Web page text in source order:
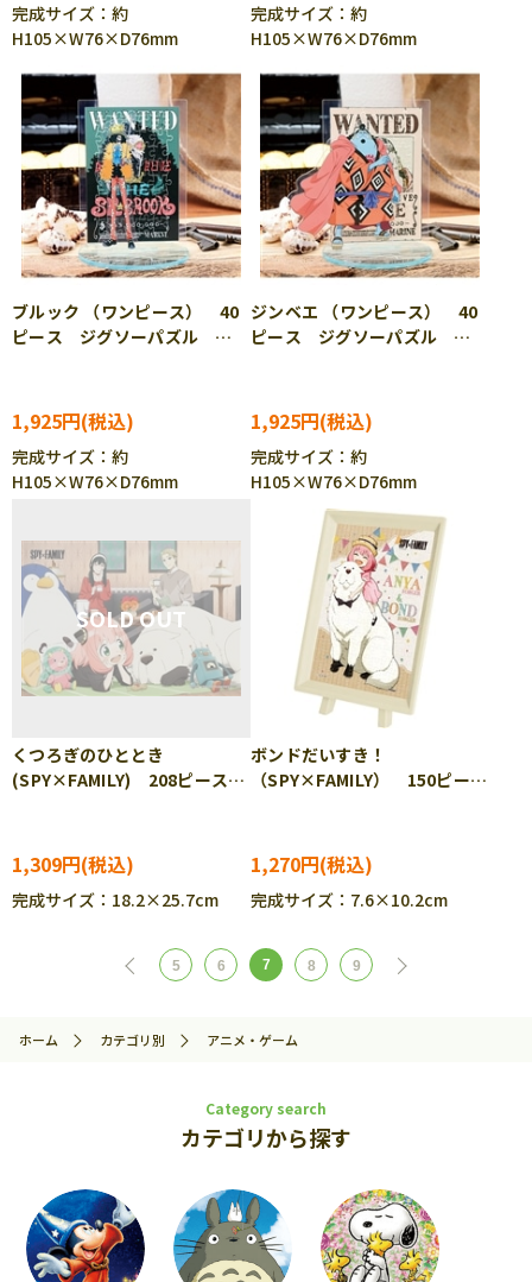
完成サイズ：約
H105×W76×D76mm
完成サイズ：約
H105×W76×D76mm
ブルック （ワンピース） 40
ピース ジグソーパズル
1,925円
完成サイズ：約
H105×W76×D76mm
ジンベエ （ワンピース） 40
ピース ジグソーパズル
1,925円
完成サイズ：約
H105×W76×D76mm
くつろぎのひととき
(SPY×FAMILY) 208ピース
1,309円
完成サイズ：18.2×25.7cm
ボンドだいすき！
（SPY×FAMILY） 150ピー
1,270円
完成サイズ：7.6×10.2cm
5 6 7 8 9
ホーム カテゴリ別 アニメ・ゲーム
Category search
カテゴリから探す